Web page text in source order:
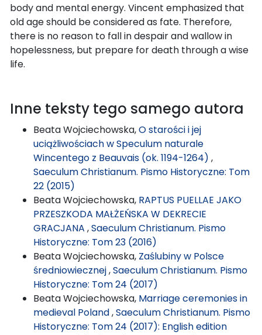
body and mental energy. Vincent emphasized that
old age should be considered as fate. Therefore,
there is no reason to fall in despair and wallow in
hopelessness, but prepare for death through a wise
life.
Inne teksty tego samego autora
Beata Wojciechowska,O starości i jej
uciążliwościach w Speculum naturale
Wincentego z Beauvais (ok. 1194-1264) ,
Saeculum Christianum. Pismo Historyczne: Tom
22 (2015)
Beata Wojciechowska, RAPTUS PUELLAE JAKO
PRZESZKODA MAŁŻEŃSKA W DEKRECIE
GRACJANA ,Saeculum Christianum. Pismo
Historyczne: Tom 23 (2016)
Beata Wojciechowska, Zaślubiny w Polsce
średniowiecznej,Saeculum Christianum. Pismo
Historyczne: Tom 24 (2017)
Beata Wojciechowska, Marriage ceremonies in
medieval Poland,Saeculum Christianum. Pismo
Historyczne: Tom 24 (2017): English edition